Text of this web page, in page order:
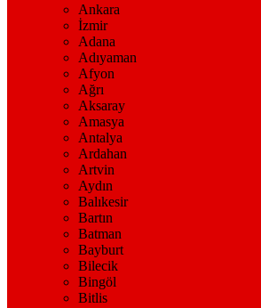
Ankara
İzmir
Adana
Adıyaman
Afyon
Ağrı
Aksaray
Amasya
Antalya
Ardahan
Artvin
Aydın
Balıkesir
Bartın
Batman
Bayburt
Bilecik
Bingöl
Bitlis